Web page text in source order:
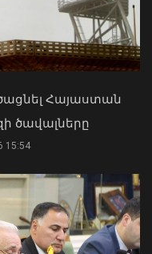
է 5
Հայաստան
ծավալները
15:54